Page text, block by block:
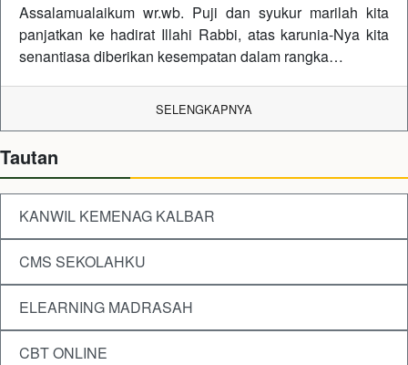
Assalamualaikum wr.wb. Puji dan syukur marilah kita
panjatkan ke hadirat Illahi Rabbi, atas karunia-Nya kita
senantiasa diberikan kesempatan dalam rangka…
SELENGKAPNYA
Tautan
KANWIL KEMENAG KALBAR
CMS SEKOLAHKU
ELEARNING MADRASAH
CBT ONLINE